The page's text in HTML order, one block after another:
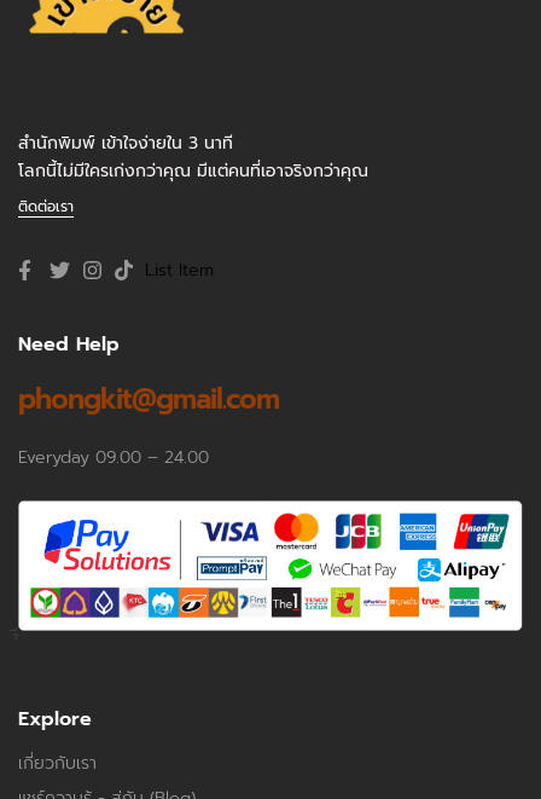
สำนักพิมพ์ เข้าใจง่ายใน 3 นาที
โลกนี้ไม่มีใครเก่งกว่าคุณ มีแต่คนที่เอาจริงกว่าคุณ
ติดต่อเรา
List Item
Need Help
phongkit@gmail.com
Everyday 09.00 – 24.00
Explore
เกี่ยวกับเรา